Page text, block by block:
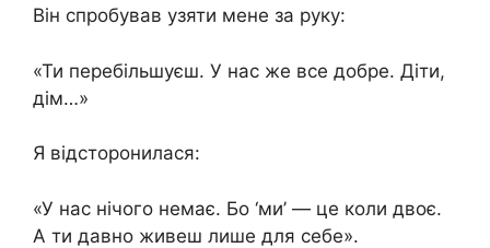
Він спробував узяти мене за руку:
«Ти перебільшуєш. У нас же все добре. Діти,
дім…»
Я відсторонилася:
«У нас нічого немає. Бо ‘ми’ — це коли двоє.
А ти давно живеш лише для себе».